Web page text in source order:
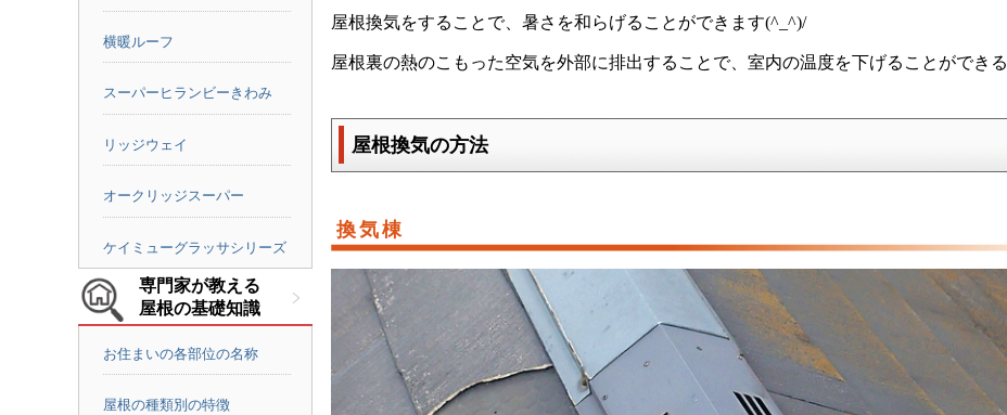
横暖ルーフ
スーパーヒランビーきわみ
リッジウェイ
オークリッジスーパー
ケイミューグラッサシリーズ
専門家が教える
屋根の基礎知識
お住まいの各部位の名称
屋根の種類別の特徴
屋根換気をすることで、暑さを和らげることができます(^_^)/
屋根裏の熱のこもった空気を外部に排出することで、室内の温度を下げることができる
屋根換気の方法
換気棟